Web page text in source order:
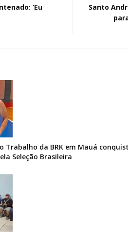
‘Eu
Santo
Trabalho da BRK em Mauá
Seleção Brasileira